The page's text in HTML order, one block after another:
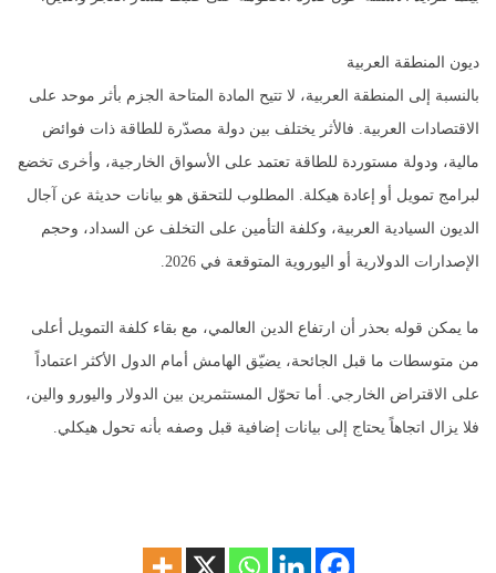
ديون المنطقة العربية
بالنسبة إلى المنطقة العربية، لا تتيح المادة المتاحة الجزم بأثر موحد على
الاقتصادات العربية. فالأثر يختلف بين دولة مصدّرة للطاقة ذات فوائض
مالية، ودولة مستوردة للطاقة تعتمد على الأسواق الخارجية، وأخرى تخضع
لبرامج تمويل أو إعادة هيكلة. المطلوب للتحقق هو بيانات حديثة عن آجال
الديون السيادية العربية، وكلفة التأمين على التخلف عن السداد، وحجم
الإصدارات الدولارية أو اليوروية المتوقعة في 2026.
ما يمكن قوله بحذر أن ارتفاع الدين العالمي، مع بقاء كلفة التمويل أعلى
من متوسطات ما قبل الجائحة، يضيّق الهامش أمام الدول الأكثر اعتماداً
على الاقتراض الخارجي. أما تحوّل المستثمرين بين الدولار واليورو والين،
فلا يزال اتجاهاً يحتاج إلى بيانات إضافية قبل وصفه بأنه تحول هيكلي.